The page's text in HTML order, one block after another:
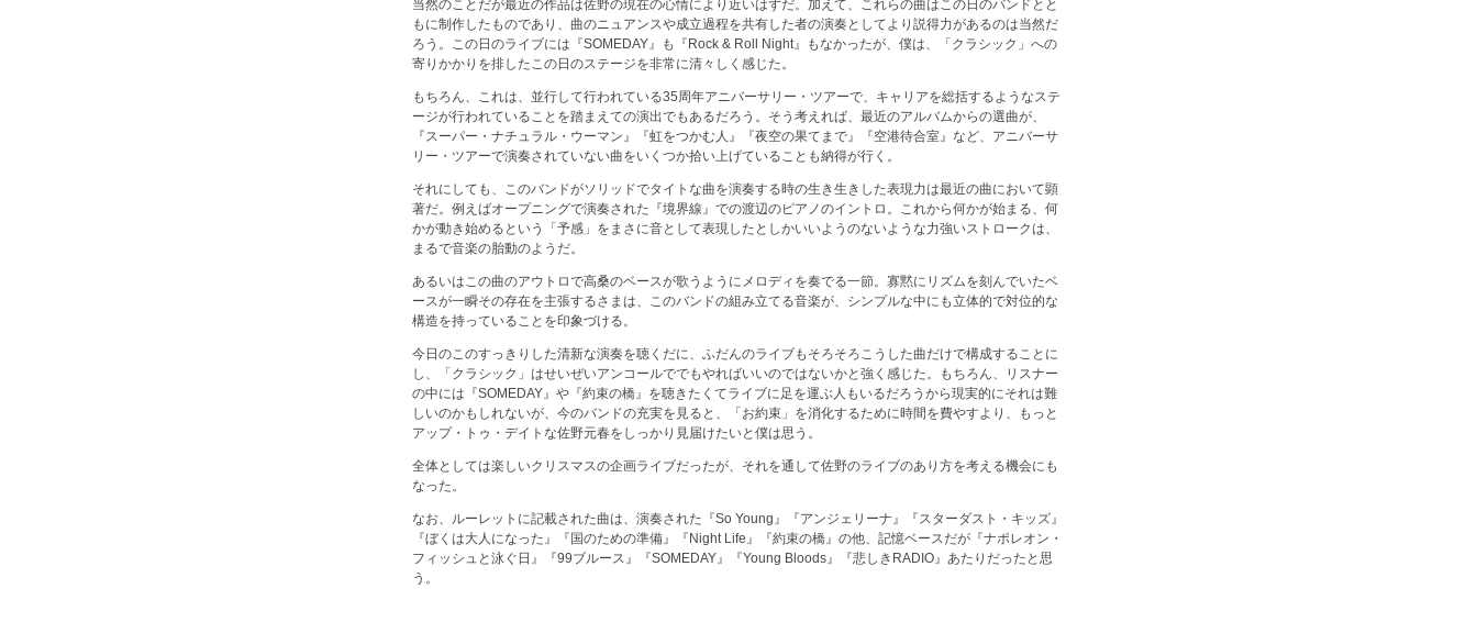
当然のことだが最近の作品は佐野の現在の心情により近いはずだ。加えて、これらの曲はこの日のバンドとと
もに制作したものであり、曲のニュアンスや成立過程を共有した者の演奏としてより説得力があるのは当然だ
ろう。この日のライブには『SOMEDAY』も『Rock & Roll Night』もなかったが、僕は、「クラシック」への
寄りかかりを排したこの日のステージを非常に清々しく感じた。
もちろん、これは、並行して行われている35周年アニバーサリー・ツアーで、キャリアを総括するようなステ
ージが行われていることを踏まえての演出でもあるだろう。そう考えれば、最近のアルバムからの選曲が、
『スーパー・ナチュラル・ウーマン』『虹をつかむ人』『夜空の果てまで』『空港待合室』など、アニバーサ
リー・ツアーで演奏されていない曲をいくつか拾い上げていることも納得が行く。
それにしても、このバンドがソリッドでタイトな曲を演奏する時の生き生きした表現力は最近の曲において顕
著だ。例えばオープニングで演奏された『境界線』での渡辺のピアノのイントロ。これから何かが始まる、何
かが動き始めるという「予感」をまさに音として表現したとしかいいようのないような力強いストロークは、
まるで音楽の胎動のようだ。
あるいはこの曲のアウトロで高桑のベースが歌うようにメロディを奏でる一節。寡黙にリズムを刻んでいたベ
ースが一瞬その存在を主張するさまは、このバンドの組み立てる音楽が、シンプルな中にも立体的で対位的な
構造を持っていることを印象づける。
今日のこのすっきりした清新な演奏を聴くだに、ふだんのライブもそろそろこうした曲だけで構成することに
し、「クラシック」はせいぜいアンコールででもやればいいのではないかと強く感じた。もちろん、リスナー
の中には『SOMEDAY』や『約束の橋』を聴きたくてライブに足を運ぶ人もいるだろうから現実的にそれは難
しいのかもしれないが、今のバンドの充実を見ると、「お約束」を消化するために時間を費やすより、もっと
アップ・トゥ・デイトな佐野元春をしっかり見届けたいと僕は思う。
全体としては楽しいクリスマスの企画ライブだったが、それを通して佐野のライブのあり方を考える機会にも
なった。
なお、ルーレットに記載された曲は、演奏された『So Young』『アンジェリーナ』『スターダスト・キッズ』
『ぼくは大人になった』『国のための準備』『Night Life』『約束の橋』の他、記憶ベースだが『ナポレオン・
フィッシュと泳ぐ日』『99ブルース』『SOMEDAY』『Young Bloods』『悲しきRADIO』あたりだったと思
う。